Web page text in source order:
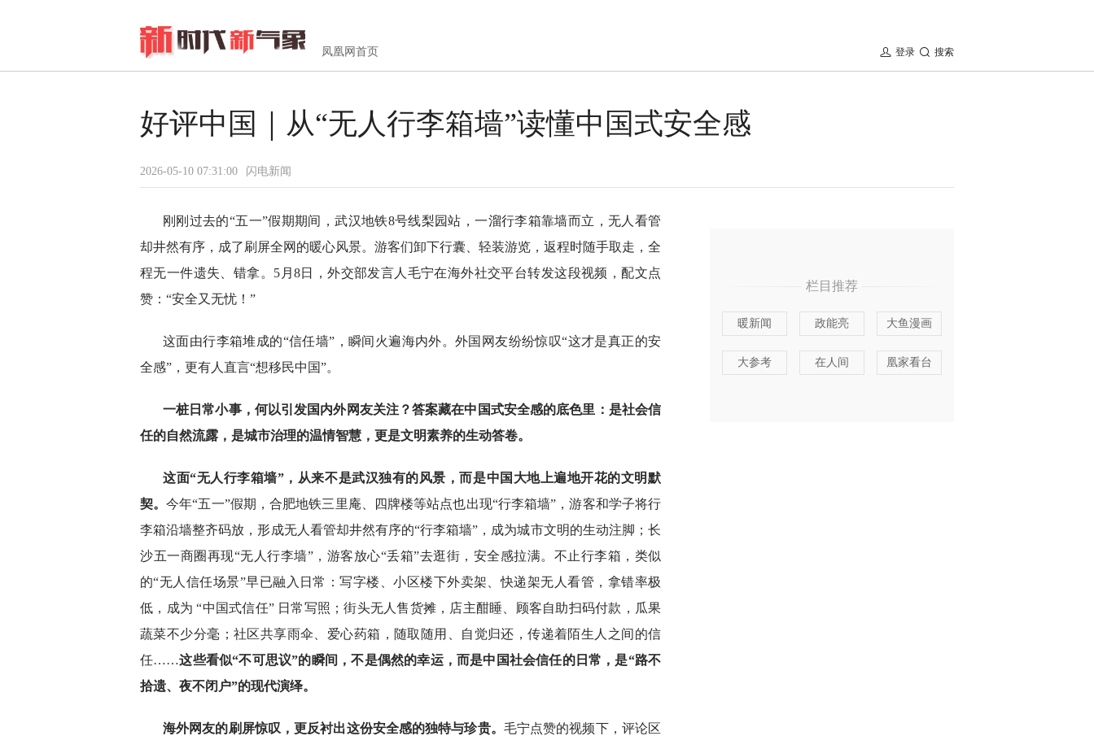
凤凰网首页 搜索
登录
好评中国｜从“无人行李箱墙”读懂中国式安全感
2026-05-10 07:31:00 闪电新闻
刚刚过去的“五一”假期期间，武汉地铁8号线梨园站，一溜行李箱靠墙而立，无人看管
却井然有序，成了刷屏全网的暖心风景。游客们卸下行囊、轻装游览，返程时随手取走，全
程无一件遗失、错拿。5月8日，外交部发言人毛宁在海外社交平台转发这段视频，配文点
赞：“安全又无忧！”
这面由行李箱堆成的“信任墙”，瞬间火遍海内外。外国网友纷纷惊叹“这才是真正的安
全感”，更有人直言“想移民中国”。
一桩日常小事，何以引发国内外网友关注？答案藏在中国式安全感的底色里：是社会信
任的自然流露，是城市治理的温情智慧，更是文明素养的生动答卷。
这面“无人行李箱墙”，从来不是武汉独有的风景，而是中国大地上遍地开花的文明默
契。今年“五一”假期，合肥地铁三里庵、四牌楼等站点也出现“行李箱墙”，游客和学子将行
李箱沿墙整齐码放，形成无人看管却井然有序的“行李箱墙”，成为城市文明的生动注脚；长
沙五一商圈再现“无人行李墙”，游客放心“丢箱”去逛街，安全感拉满。不止行李箱，类似
的“无人信任场景”早已融入日常：写字楼、小区楼下外卖架、快递架无人看管，拿错率极
低，成为 “中国式信任” 日常写照；街头无人售货摊，店主酣睡、顾客自助扫码付款，瓜果
蔬菜不少分毫；社区共享雨伞、爱心药箱，随取随用、自觉归还，传递着陌生人之间的信
任……这些看似“不可思议”的瞬间，不是偶然的幸运，而是中国社会信任的日常，是“路不
拾遗、夜不闭户”的现代演绎。
海外网友的刷屏惊叹，更反衬出这份安全感的独特与珍贵。 毛宁点赞的视频下，评论区
栏目推荐
暖新闻 政能亮 大鱼漫画
大参考 在人间 凰家看台